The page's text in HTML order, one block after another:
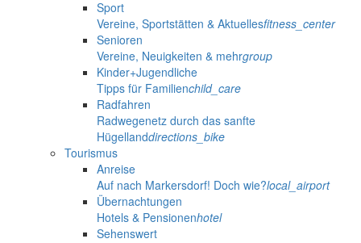
Sport
Vereine, Sportstätten & Aktuellesfitness_center
Senioren
Vereine, Neuigkeiten & mehrgroup
Kinder+Jugendliche
Tipps für Familienchild_care
Radfahren
Radwegenetz durch das sanfte
Hügellanddirections_bike
Tourismus
Anreise
Auf nach Markersdorf! Doch wie?local_airport
Übernachtungen
Hotels & Pensionenhotel
Sehenswert